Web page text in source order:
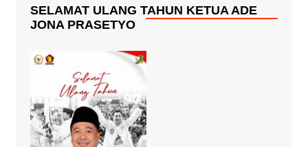
SELAMAT ULANG TAHUN KETUA ADE
JONA PRASETYO